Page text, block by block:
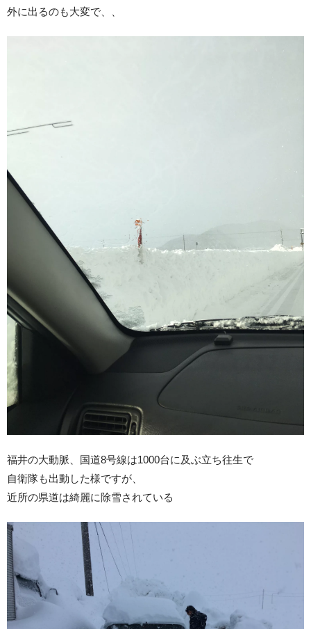
球面座ナット
ショート袋ナット
スチール鉄ホイール
持ち込み交換工賃
外に出るのも大変で、、
福井の大動脈、国道8号線は1000台に及ぶ立ち往生で
自衛隊も出動した様ですが、
近所の県道は綺麗に除雪されている